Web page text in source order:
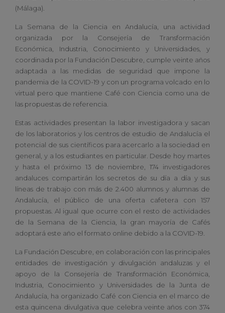
(Málaga).
La Semana de la Ciencia en Andalucía, una actividad
organizada por la Consejería de Transformación
Económica, Industria, Conocimiento y Universidades, y
coordinada por la Fundación Descubre, cumple veinte años
adaptada a las medidas de seguridad que impone la
pandemia de la COVID-19 y con un programa volcado en lo
virtual pero que mantiene Café con Ciencia como una de
las propuestas de referencia.
Estas actividades presentan la labor investigadora y sacan
de los laboratorios y los centros de estudio de Andalucía el
potencial de sus científicos para acercarlo a la sociedad en
general, y a los estudiantes en particular. Desde hoy martes
y hasta el próximo 13 de noviembre, 174 investigadores
andaluces compartirán los secretos de su día a día y sus
líneas de trabajo con más de 2.400 alumnos y alumnas de
Andalucía, el público de una oferta cafetera con 157
propuestas. Al igual que ocurre con el resto de actividades
de la Semana de la Ciencia, la gran mayoría de Cafés
adoptará este año el formato online debido a la COVID-19.
La Fundación Descubre, en colaboración con las principales
entidades de investigación y divulgación andaluzas y el
apoyo de la Consejería de Transformación Económica,
Industria, Conocimiento y Universidades de la Junta de
Andalucía, ha organizado Café con Ciencia en el marco de
esta quincena divulgativa que celebra veinte años con 374